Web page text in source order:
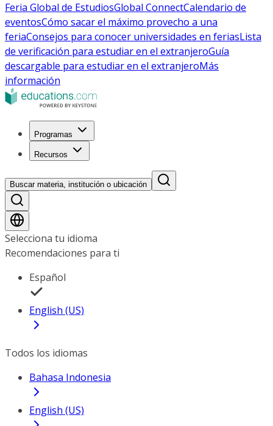
Feria Global de EstudiosGlobal ConnectCalendario de
eventosCómo sacar el máximo provecho a una
feriaConsejos para conocer universidades en feriasLista
de verificación para estudiar en el extranjeroGuía
descargable para estudiar en el extranjeroMás
información
Programas
Recursos
Buscar materia, institución o ubicación
Selecciona tu idioma
Recomendaciones para ti
Español
English (US)
Todos los idiomas
Bahasa Indonesia
English (US)